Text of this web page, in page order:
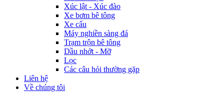
Xúc lật - Xúc đào
Xe bơm bê tông
Xe cẩu
Máy nghiền sàng đá
Trạm trộn bê tông
Dầu nhớt - Mỡ
Lọc
Các câu hỏi thường gặp
Liên hệ
Về chúng tôi